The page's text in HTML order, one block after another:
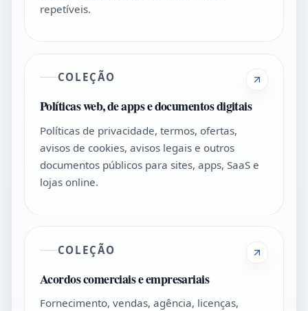
repetíveis.
COLEÇÃO
Políticas web, de apps e documentos digitais
Políticas de privacidade, termos, ofertas,
avisos de cookies, avisos legais e outros
documentos públicos para sites, apps, SaaS e
lojas online.
COLEÇÃO
Acordos comerciais e empresariais
Fornecimento, vendas, agência, licenças,